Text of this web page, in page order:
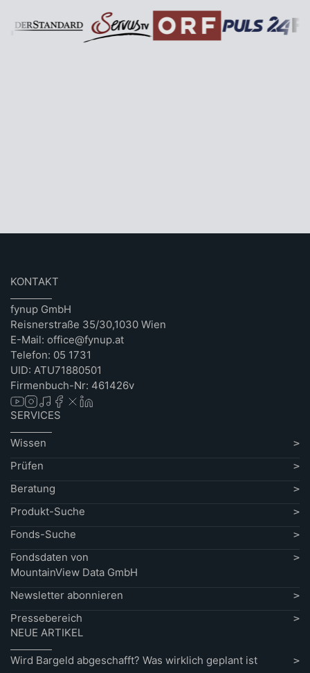
KONTAKT
fynup GmbH
Reisnerstraße 35/30,1030 Wien
E-Mail: office@fynup.at
Telefon: 05 1731
UID: ATU71880501
Firmenbuch-Nr: 461426v
SERVICES
Wissen
Prüfen
Beratung
Produkt-Suche
Fonds-Suche
Fondsdaten von
MountainView Data GmbH
Newsletter abonnieren
Pressebereich
NEUE ARTIKEL
Wird Bargeld abgeschafft? Was wirklich geplant ist